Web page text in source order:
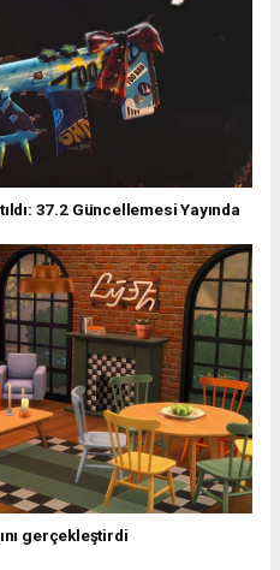
37.2 Güncellemesi Yayında
gerçekleştirdi